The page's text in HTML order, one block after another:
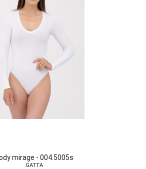
mirage - 004.5005s
GATTA